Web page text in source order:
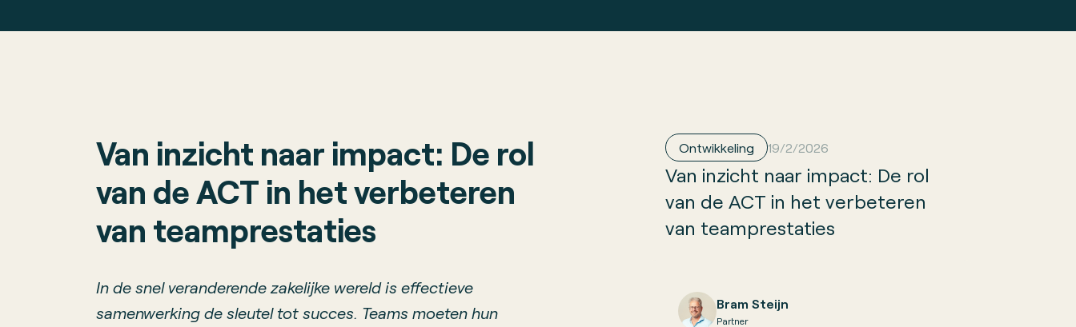
Van inzicht naar impact: De rol
van de ACT in het verbeteren
van team­prestaties
In de snel veranderende zakelijke wereld is effectieve
samenwerking de sleutel tot succes. Teams moeten hun
Ontwikkeling 19/2/2026
Van inzicht naar impact: De rol
van de ACT in het verbeteren
van team­prestaties
Bram Steijn
Partner